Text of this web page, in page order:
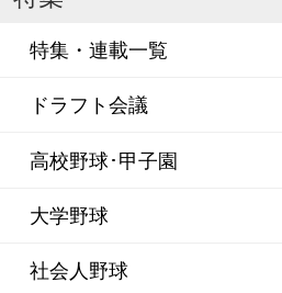
特集・連載一覧
ドラフト会議
高校野球･甲子園
大学野球
社会人野球